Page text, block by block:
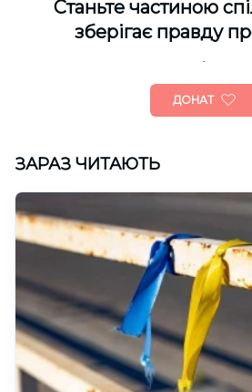
Cтаньте частиною
зберігає правду
ДОНАТ
ЗАРАЗ ЧИТАЮТЬ